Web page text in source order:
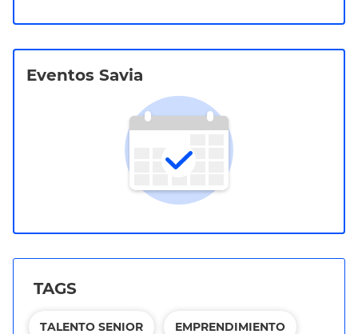
Eventos Savia
TAGS
TALENTO SENIOR EMPRENDIMIENTO